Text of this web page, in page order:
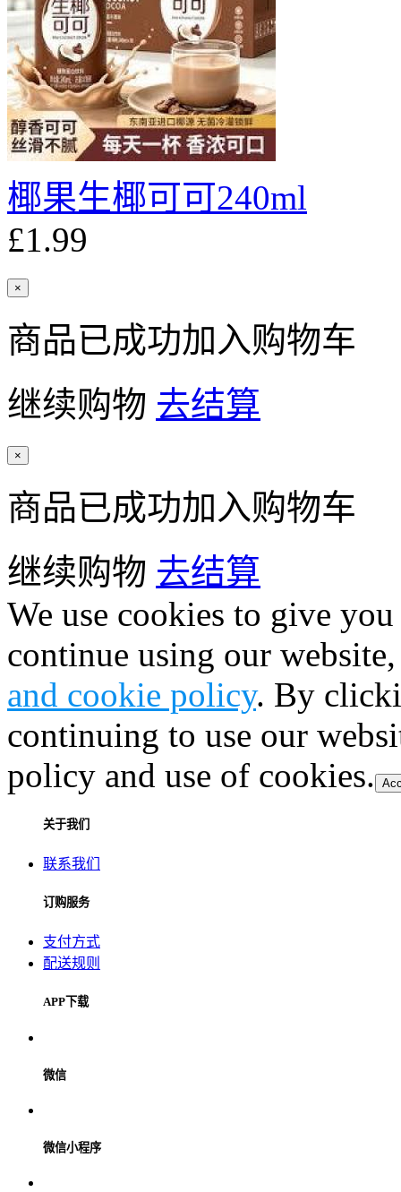
椰果生椰可可240ml
£1.99
×
商品已成功加入购物车
继续购物 去结算
×
商品已成功加入购物车
继续购物 去结算
We use cookies to give
continue using our
and cookie policy. By
continuing to use our
policy and use of cookies.
关于我们
联系我们
订购服务
支付方式
配送规则
APP下载
微信
微信小程序